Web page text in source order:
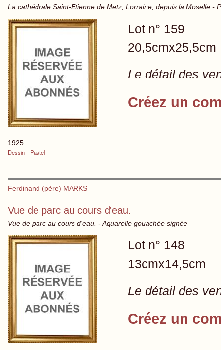
La cathédrale Saint-Etienne de Metz, Lorraine, depuis la Moselle -
1925
Dessin
Pastel
Lot n° 159
20,5cmx25,5cm
Le détail des
Créez un
Ferdinand (père) MARKS
Vue de parc au cours d'eau.
Vue de parc au cours d'eau. - Aquarelle gouachée signée
Lot n° 148
13cmx14,5cm
Le détail des
Créez un